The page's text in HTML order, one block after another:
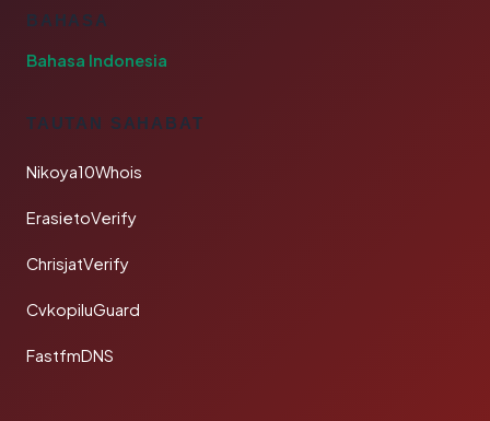
BAHASA
Bahasa Indonesia
TAUTAN SAHABAT
Nikoya10Whois
ErasietoVerify
ChrisjatVerify
CvkopiluGuard
FastfmDNS